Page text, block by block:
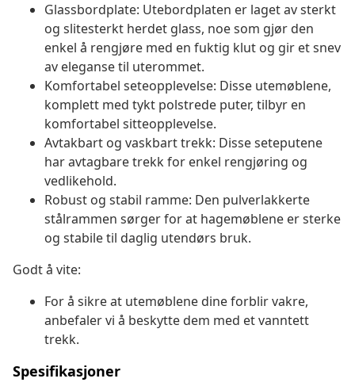
Glassbordplate: Utebordplaten er laget av sterkt
og slitesterkt herdet glass, noe som gjør den
enkel å rengjøre med en fuktig klut og gir et snev
av eleganse til uterommet.
Komfortabel seteopplevelse: Disse utemøblene,
komplett med tykt polstrede puter, tilbyr en
komfortabel sitteopplevelse.
Avtakbart og vaskbart trekk: Disse seteputene
har avtagbare trekk for enkel rengjøring og
vedlikehold.
Robust og stabil ramme: Den pulverlakkerte
stålrammen sørger for at hagemøblene er sterke
og stabile til daglig utendørs bruk.
Godt å vite:
For å sikre at utemøblene dine forblir vakre,
anbefaler vi å beskytte dem med et vanntett
trekk.
Spesifikasjoner